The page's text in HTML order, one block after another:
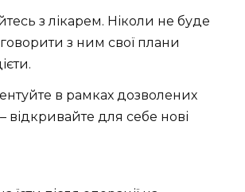
з лікарем. Ніколи не буде
з ним свої плани
в рамках дозволених
відкривайте для себе нові